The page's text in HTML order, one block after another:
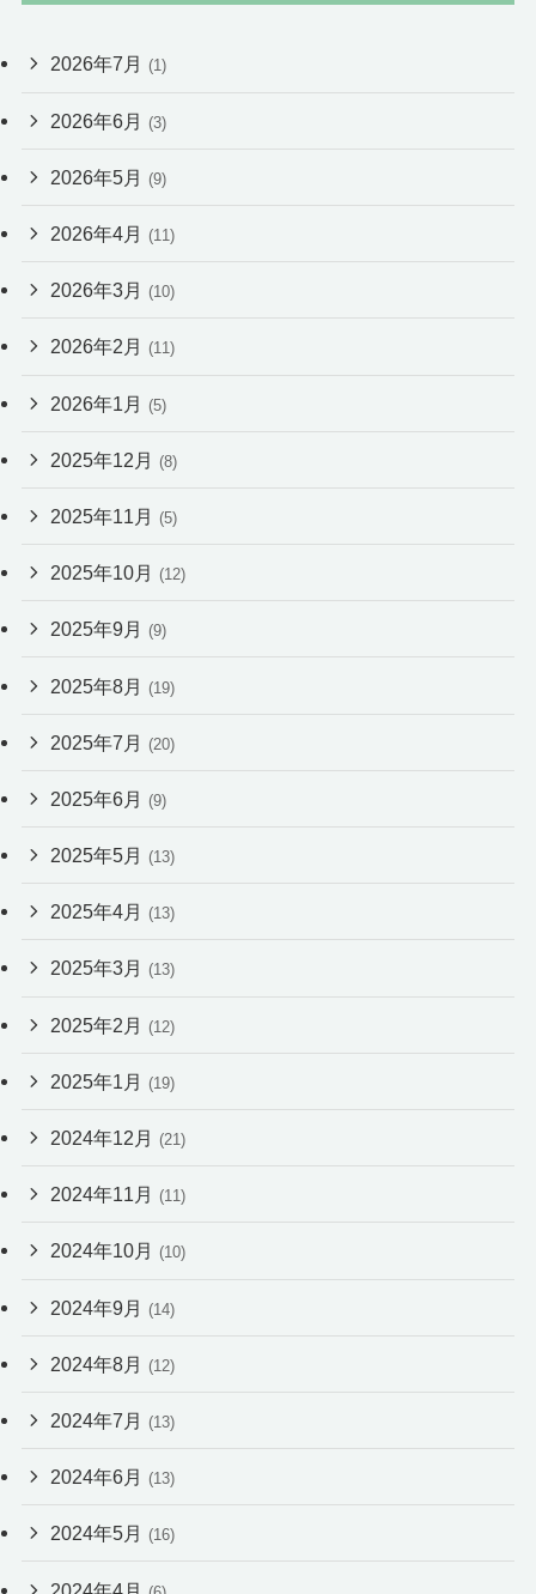
2026年7月 (1)
2026年6月 (3)
2026年5月 (9)
2026年4月 (11)
2026年3月 (10)
2026年2月 (11)
2026年1月 (5)
2025年12月 (8)
2025年11月 (5)
2025年10月 (12)
2025年9月 (9)
2025年8月 (19)
2025年7月 (20)
2025年6月 (9)
2025年5月 (13)
2025年4月 (13)
2025年3月 (13)
2025年2月 (12)
2025年1月 (19)
2024年12月 (21)
2024年11月 (11)
2024年10月 (10)
2024年9月 (14)
2024年8月 (12)
2024年7月 (13)
2024年6月 (13)
2024年5月 (16)